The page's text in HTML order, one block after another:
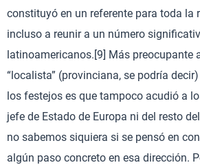
constituyó en un referente para toda la
incluso a reunir a un número
latinoamericanos.[9] Más preocupante
“localista” (provinciana, se podría
los festejos es que tampoco acudió a
jefe de Estado de Europa ni del resto
no sabemos siquiera si se pensó en
algún paso concreto en esa dirección.